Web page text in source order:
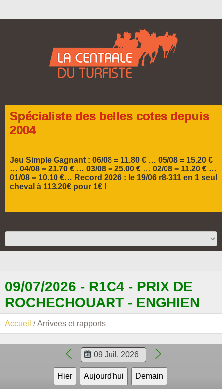
Spécialiste des belles cotes depuis
2004
Jeu Simple Gagnant : 06/08 = 11.80 € … 05/08 = 15.20 €
… 04/08 = 21.70 € … 03/08 = 25.00 € … 02/08 = 11.20 € …
01/08 = 10.10 €… Record 2026 : le 19/06 r8-311 en 1 seul
cheval à 113.20€ pour 1€ !
09/07/2026 - R1C4 - PRIX DE
ROCHECHOUART - ENGHIEN
Accueil Arrivées et rapports